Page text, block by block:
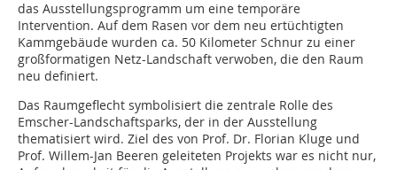
das Ausstellungsprogramm um eine temporäre
Intervention. Auf dem Rasen vor dem neu ertüchtigten
Kammgebäude wurden ca. 50 Kilometer Schnur zu einer
großformatigen Netz-Landschaft verwoben, die den Raum
neu definiert.
Das Raumgeflecht symbolisiert die zentrale Rolle des
Emscher-Landschaftsparks, der in der Ausstellung
thematisiert wird. Ziel des von Prof. Dr. Florian Kluge und
Prof. Willem-Jan Beeren geleiteten Projekts war es nicht nur,